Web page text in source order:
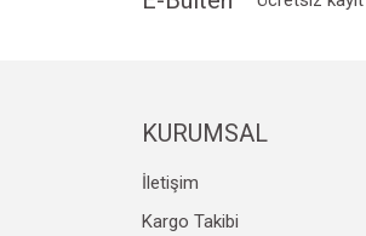
KURUMSAL
İletişim
Kargo Takibi